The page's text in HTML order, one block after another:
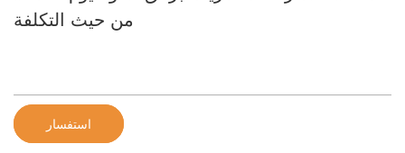
من حيث التكلفة
استفسار